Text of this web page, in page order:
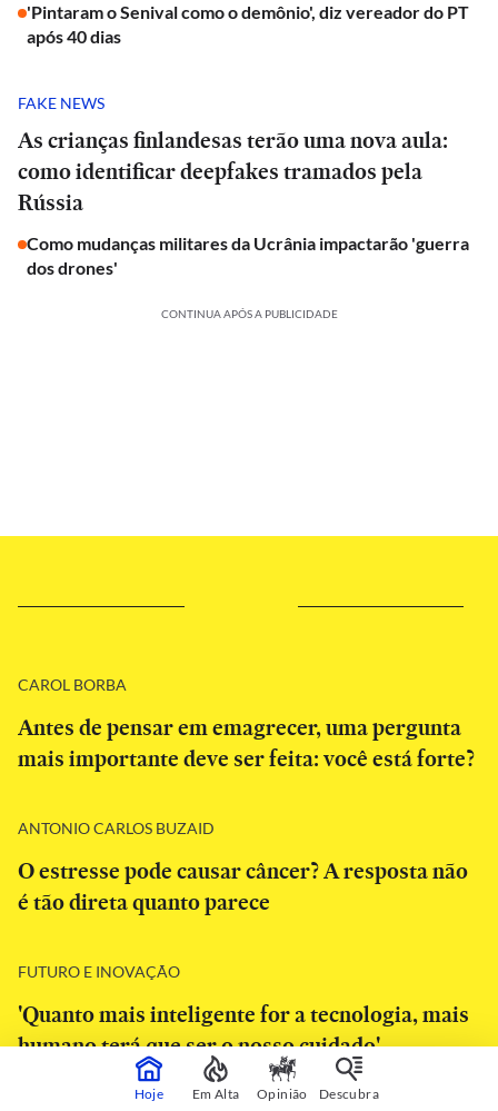
'Pintaram o Senival como o demônio', diz vereador do PT
após 40 dias
FAKE NEWS
As crianças finlandesas terão uma nova aula:
como identificar deepfakes tramados pela
Rússia
Como mudanças militares da Ucrânia impactarão 'guerra
dos drones'
CONTINUA APÓS A PUBLICIDADE
CAROL BORBA
Antes de pensar em emagrecer, uma pergunta
mais importante deve ser feita: você está forte?
ANTONIO CARLOS BUZAID
O estresse pode causar câncer? A resposta não
é tão direta quanto parece
FUTURO E INOVAÇÃO
'Quanto mais inteligente for a tecnologia, mais
humano terá que ser o nosso cuidado'
Hoje Em Alta Opinião Descubra